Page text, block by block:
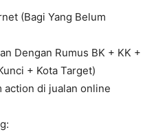
(Bagi Yang Belum
Dengan Rumus BK + KK +
+ Kota Target)
action di jualan online